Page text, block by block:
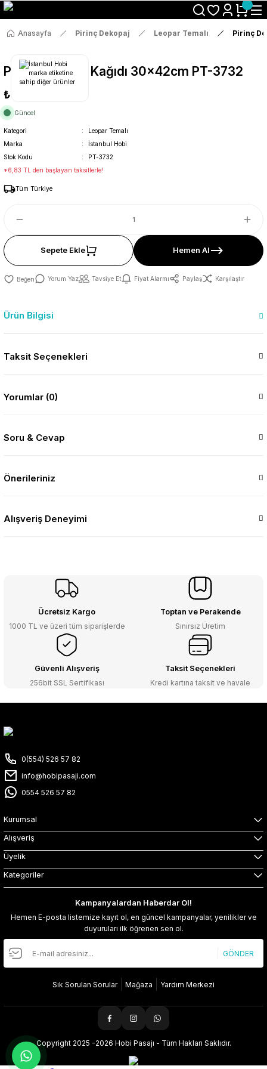
Size Özel "HG10" Koduyla Sepette Hemen %10 İndirimi Kaçırma
Anasayfa Pirinç Dekopaj Leopar Temalı Pirinç
Pirinç Dekopaj Kağıdı 30x42cm PT-3732
₺36
Güncel
Kategori
Leopar Temalı
Marka
İstanbul Hobi
Stok Kodu
PT-3732
*6,83 TL den başlayan taksitlerle!
Tüm Türkiye
Sepete Ekle Hemen Al
Yorum Yaz Tavsiye Et Fiyat Alarmı Paylaş Karşılaştır
Ürün Bilgisi
Taksit Seçenekleri
Yorumlar (0)
Soru & Cevap
Önerileriniz
Alışveriş Deneyimi
Ücretsiz Kargo
1000 TL ve üzeri tüm siparişlerde
Toptan ve Perakende
Sınırsız Üretim
Güvenli Alışveriş
256bit SSL Sertifikası
Taksit Seçenekleri
Kredi kartına taksit ve havale
0(554) 526 57 82
info@hobipasaji.com
0554 526 57 82
Kurumsal
Alışveriş
Üyelik
Kategoriler
Kampanyalardan Haberdar Ol!
Hemen E-posta listemize kayıt ol, en güncel kampanyalar, yenilikler ve
duyuruları ilk öğrenen sen ol.
GÖNDER
Sık Sorulan Sorular Mağaza Yardım Merkezi
Copyright 2025 -2026 Hobi Pasajı - Tüm Hakları Saklıdır.